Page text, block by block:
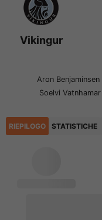
Vikingur
Aron Benjaminsen
Soelvi Vatnhamar
RIEPILOGO STATISTICHE